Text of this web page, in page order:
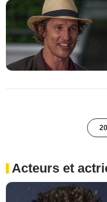
Acteurs et